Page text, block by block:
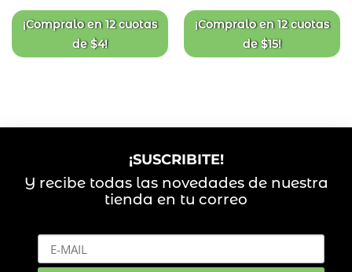
original
era:
$50.
actual
es:
$45.
¡Compralo en12 cuotas
de$4!
¡Compralo en12 cuotas
de$15!
¡SUSCRIBITE!
Y recibe todas las novedades de nuestra
tienda en tu correo